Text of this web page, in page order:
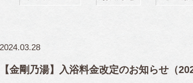
2024.03.28
【金剛乃湯】入浴料金改定のお知らせ（